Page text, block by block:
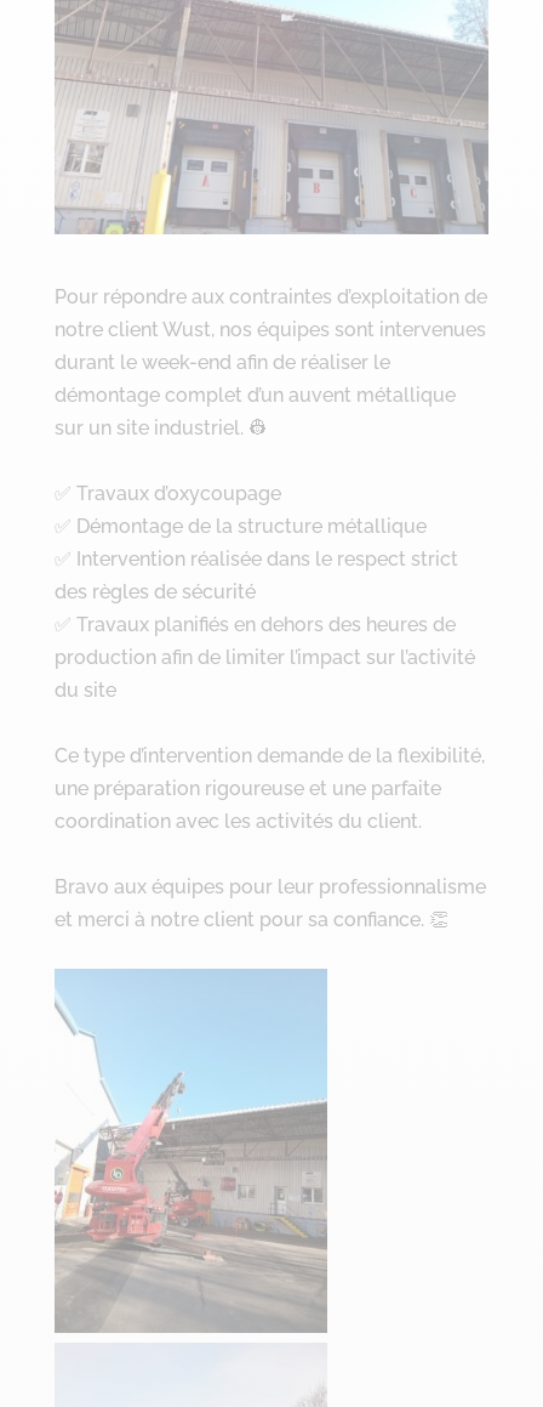
Pour répondre aux contraintes d’exploitation de
notre client Wust, nos équipes sont intervenues
durant le week-end afin de réaliser le
démontage complet d’un auvent métallique
sur un site industriel. 👷
✅ Travaux d’oxycoupage
✅ Démontage de la structure métallique
✅ Intervention réalisée dans le respect strict
des règles de sécurité
✅ Travaux planifiés en dehors des heures de
production afin de limiter l’impact sur l’activité
du site
Ce type d’intervention demande de la flexibilité,
une préparation rigoureuse et une parfaite
coordination avec les activités du client.
Bravo aux équipes pour leur professionnalisme
et merci à notre client pour sa confiance. 👏